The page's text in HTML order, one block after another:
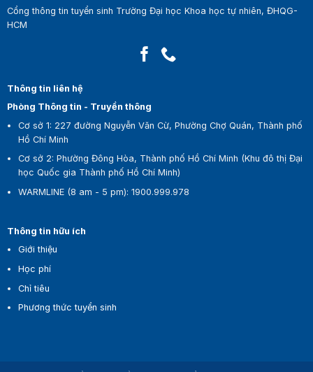
Cổng thông tin tuyển sinh Trường Đại học Khoa học tự nhiên, ĐHQG-
HCM
Thông tin liên hệ
Phòng Thông tin - Truyền thông
Cơ sở 1: 227 đường Nguyễn Văn Cừ, Phường Chợ Quán, Thành phố
Hồ Chí Minh
Cơ sở 2: Phường Đông Hòa, Thành phố Hồ Chí Minh (Khu đô thị Đại
học Quốc gia Thành phố Hồ Chí Minh)
WARMLINE (8 am - 5 pm):1900.999.978
Thông tin hữu ích
Giới thiệu
Học phí
Chỉ tiêu
Phương thức tuyển sinh